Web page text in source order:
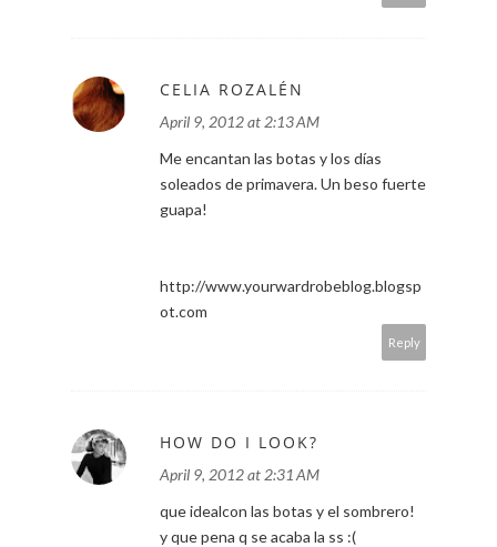
CELIA ROZALÉN
April 9, 2012 at 2:13 AM
Me encantan las botas y los días
soleados de primavera. Un beso fuerte
guapa!
http://www.yourwardrobeblog.blogsp
ot.com
Reply
HOW DO I LOOK?
April 9, 2012 at 2:31 AM
que idealcon las botas y el sombrero!
y que pena q se acaba la ss :(